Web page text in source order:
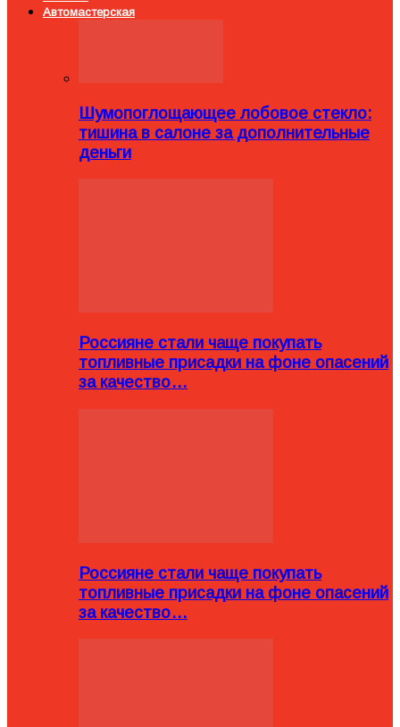
Автомастерская
Шумопоглощающее лобовое стекло:
тишина в салоне за дополнительные
деньги
Россияне стали чаще покупать
топливные присадки на фоне опасений
за качество…
Россияне стали чаще покупать
топливные присадки на фоне опасений
за качество…